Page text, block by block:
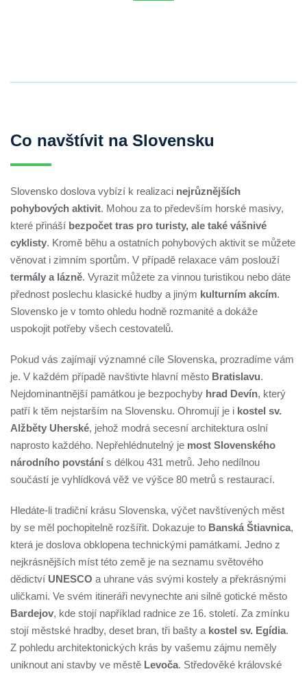
Co navštívit na Slovensku
Slovensko doslova vybízí k realizaci nejrůznějších
pohybových aktivit. Mohou za to především horské masivy,
které přináší bezpočet tras pro turisty, ale také vášnivé
cyklisty. Kromě běhu a ostatních pohybových aktivit se můžete
věnovat i zimním sportům. V případě relaxace vám poslouží
termály a lázně. Vyrazit můžete za vinnou turistikou nebo dáte
přednost poslechu klasické hudby a jiným kulturním akcím.
Slovensko je v tomto ohledu hodně rozmanité a dokáže
uspokojit potřeby všech cestovatelů.
Pokud vás zajímají významné cíle Slovenska, prozradíme vám
je. V každém případě navštivte hlavní město Bratislavu.
Nejdominantnější památkou je bezpochyby hrad Devín, který
patří k těm nejstarším na Slovensku. Ohromují je i kostel sv.
Alžběty Uherské, jehož modrá secesní architektura oslní
naprosto každého. Nepřehlédnutelný je most Slovenského
národního povstánís délkou 431 metrů. Jeho nedílnou
součástí je vyhlídková věž ve výšce 80 metrů s restaurací.
Hledáte-li tradiční krásu Slovenska, výčet navštívených měst
by se měl pochopitelně rozšířit. Dokazuje to Banská Štiavnica,
která je doslova obklopena technickými památkami. Jedno z
nejkrásnějších míst této země je na seznamu světového
dědictví UNESCO a uhrane vás svými kostely a překrásnými
uličkami. Ve svém itineráři nevynechte ani silně gotické město
Bardejov, kde stojí například radnice ze 16. století. Za zmínku
stojí městské hradby, deset bran, tři bašty a kostel sv. Egídia.
Z pohledu architektonických krás by vašemu zájmu neměly
uniknout ani stavby ve městě Levoča. Středověké královské